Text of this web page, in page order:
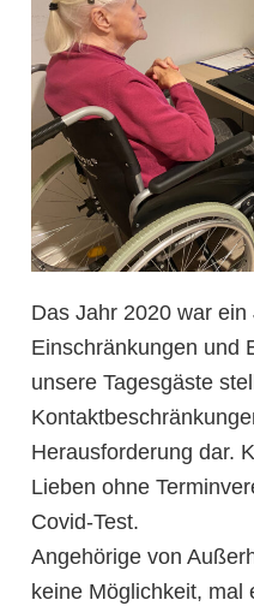
Das Jahr 2020 war ein
Einschränkungen und
unsere Tagesgäste
Herausforderung dar.
Lieben ohne
Covid-Test.
Angehörige von
keine Möglichkeit, mal